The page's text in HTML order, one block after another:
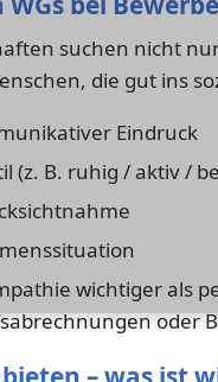
suchen nicht
die gut ins
Eindruck
(z. B. ruhig / aktiv /
wichtiger als
oder